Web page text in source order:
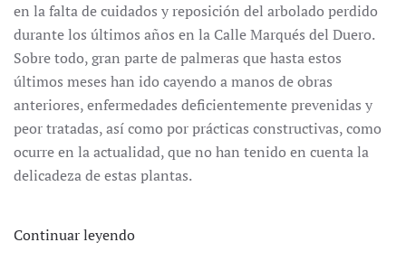
en la falta de cuidados y reposición del arbolado perdido
durante los últimos años en la Calle Marqués del Duero.
Sobre todo, gran parte de palmeras que hasta estos
últimos meses han ido cayendo a manos de obras
anteriores, enfermedades deficientemente prevenidas y
peor tratadas, así como por prácticas constructivas, como
ocurre en la actualidad, que no han tenido en cuenta la
delicadeza de estas plantas.
Continuar leyendo